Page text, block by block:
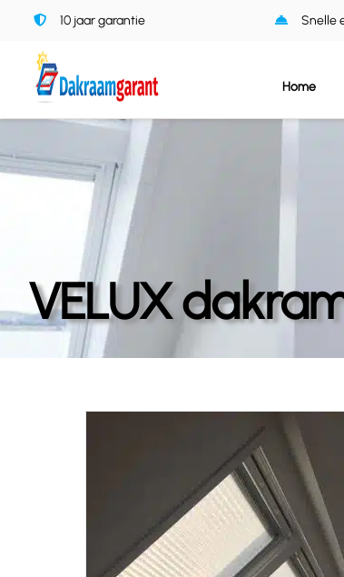
inhoud
10 jaar garantie Snelle
Home
VELUX